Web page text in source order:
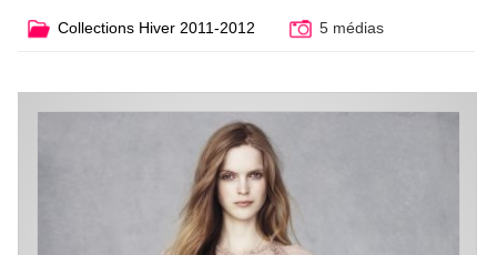
Collections Hiver 2011-2012 5 médias